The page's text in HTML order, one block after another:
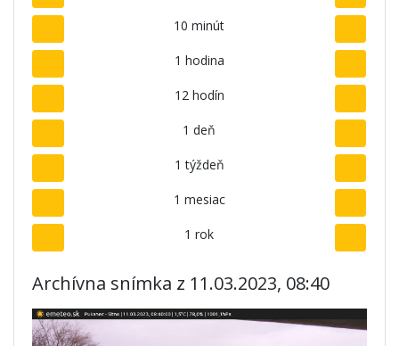
10 minút
1 hodina
12 hodín
1 deň
1 týždeň
1 mesiac
1 rok
Archívna snímka z 11.03.2023, 08:40